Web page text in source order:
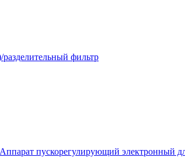
фильтр
Аппарат пускорегулирующий электронный